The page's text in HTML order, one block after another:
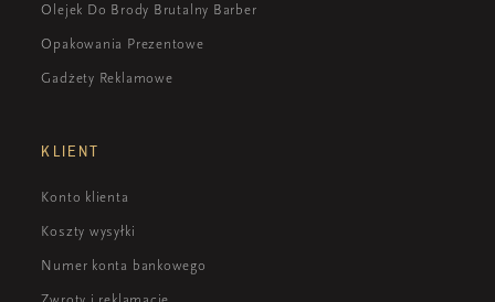
Olejek Do Brody Brutalny Barber
Opakowania Prezentowe
Gadżety Reklamowe
KLIENT
Konto klienta
Koszty wysyłki
Numer konta bankowego